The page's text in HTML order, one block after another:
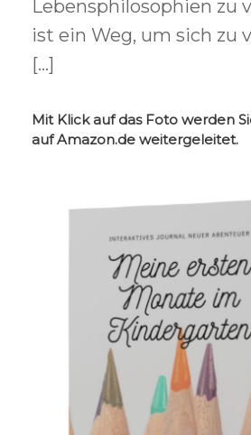
Lebensphilosophien zu
ist ein Weg, um sich zu
[…]
Mit Klick auf das Foto werden
auf Amazon.de weitergeleitet.